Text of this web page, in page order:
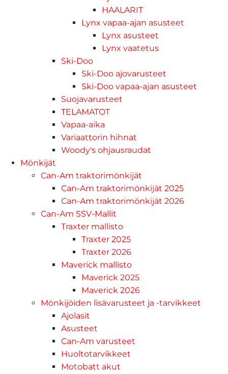
HAALARIT
Lynx vapaa-ajan asusteet
Lynx asusteet
Lynx vaatetus
Ski-Doo
Ski-Doo ajovarusteet
Ski-Doo vapaa-ajan asusteet
Suojavarusteet
TELAMATOT
Vapaa-aika
Variaattorin hihnat
Woody's ohjausraudat
Mönkijät
Can-Am traktorimönkijät
Can-Am traktorimönkijät 2025
Can-Am traktorimönkijät 2026
Can-Am SSV-Mallit
Traxter mallisto
Traxter 2025
Traxter 2026
Maverick mallisto
Maverick 2025
Maverick 2026
Mönkijöiden lisävarusteet ja -tarvikkeet
Ajolasit
Asusteet
Can-Am varusteet
Huoltotarvikkeet
Motobatt akut